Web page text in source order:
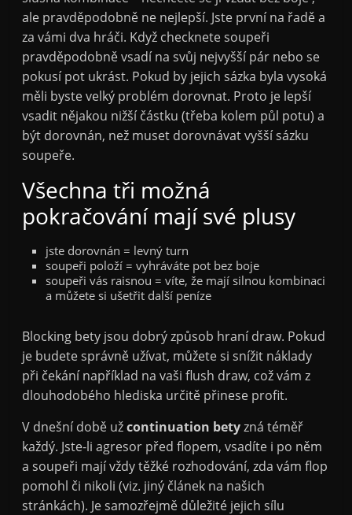
ale pravděpodobně ne nejlepší. Jste první na řadě a
za vámi dva hráči. Když checknete soupeři
pravděpodobně vsadí na svůj nejvyšší pár nebo se
pokusí pot ukrást. Pokud by jejich sázka byla vysoká
měli byste velký problém dorovnat. Proto je lepší
vsadit nějakou nižší částku (třeba kolem půl potu) a
být dorovnán, než muset dorovnávat vyšší sázku
soupeře.
Všechna tři možná
pokračování mají své plusy
jste dorovnán = levný turn
soupeři položí = vyhráváte pot bez boje
soupeři vás raisnou = víte, že mají silnou kombinaci
a můžete si ušetřit další peníze
Blocking bety jsou dobrý způsob hraní draw. Pokud
je budete správně užívat, můžete si snížit náklady
při čekání například na vaši flush draw, což vám z
dlouhodobého hlediska určitě přinese profit.
V dnešní době užcontinuation betyzná téměř
každý. Jste-li agresor před flopem, vsadíte i po něm
a soupeři mají vždy těžké rozhodování, zda vám flop
pomohl či nikoli (viz. jiný článek na našich
stránkách). Je samozřejmě důležité jejich sílu